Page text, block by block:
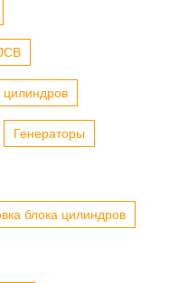
цилиндров
Генераторы
блока цилиндров